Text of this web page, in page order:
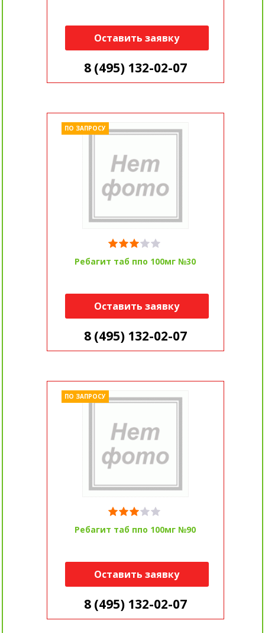
Оставить заявку
8 (495) 132-02-07
Ребагит таб ппо 100мг №30
ПО ЗАПРОСУ
Оставить заявку
8 (495) 132-02-07
Ребагит таб ппо 100мг №90
ПО ЗАПРОСУ
Оставить заявку
8 (495) 132-02-07